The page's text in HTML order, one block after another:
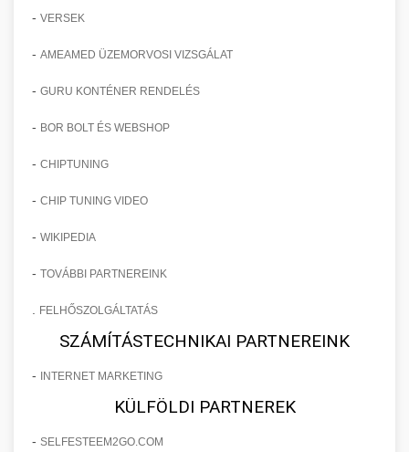
- VERSEK
- AMEAMED ÜZEMORVOSI VIZSGÁLAT
- GURU KONTÉNER RENDELÉS
- BOR BOLT ÉS WEBSHOP
- CHIPTUNING
- CHIP TUNING VIDEO
- WIKIPEDIA
- TOVÁBBI PARTNEREINK
FELHŐSZOLGÁLTATÁS
SZÁMÍTÁSTECHNIKAI PARTNEREINK
- INTERNET MARKETING
KÜLFÖLDI PARTNEREK
- SELFESTEEM2GO.COM